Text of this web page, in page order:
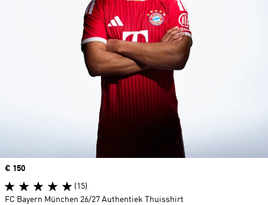
Price
€ 150
(15)
FC Bayern München 26/27 Authentiek Thuisshirt